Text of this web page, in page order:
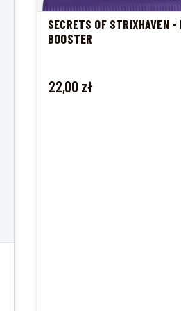
SECRETS OF STRIXHAVEN -
BOOSTER
Cena
22,00 zł